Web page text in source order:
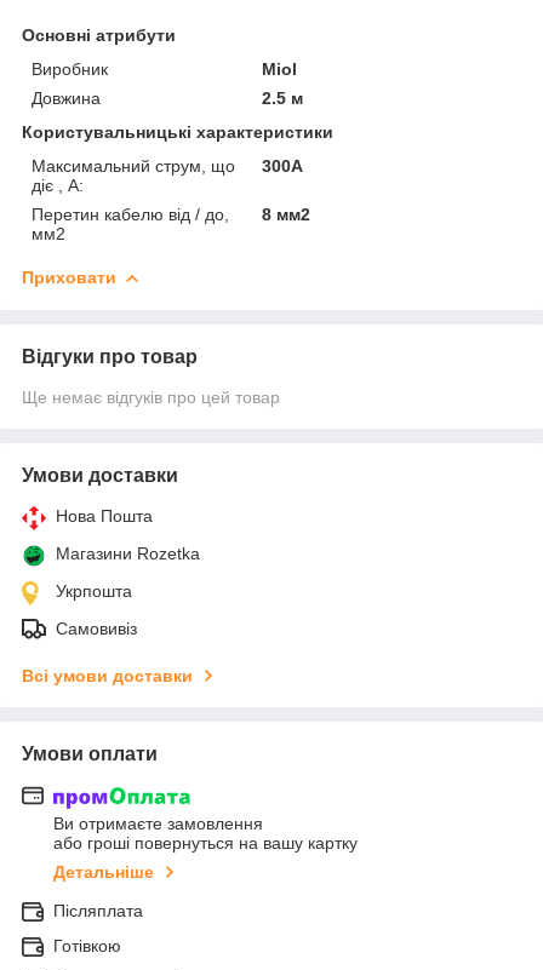
Основні атрибути
Виробник
Miol
Довжина
2.5 м
Користувальницькі характеристики
Максимальний струм, що
діє , А:
300А
Перетин кабелю від / до,
мм2
8 мм2
Приховати
Відгуки про товар
Ще немає відгуків про цей товар
Умови доставки
Нова Пошта
Магазини Rozetka
Укрпошта
Самовивіз
Всі умови доставки
Умови оплати
Ви отримаєте замовлення
або гроші повернуться на вашу картку
Детальніше
Післяплата
Готівкою